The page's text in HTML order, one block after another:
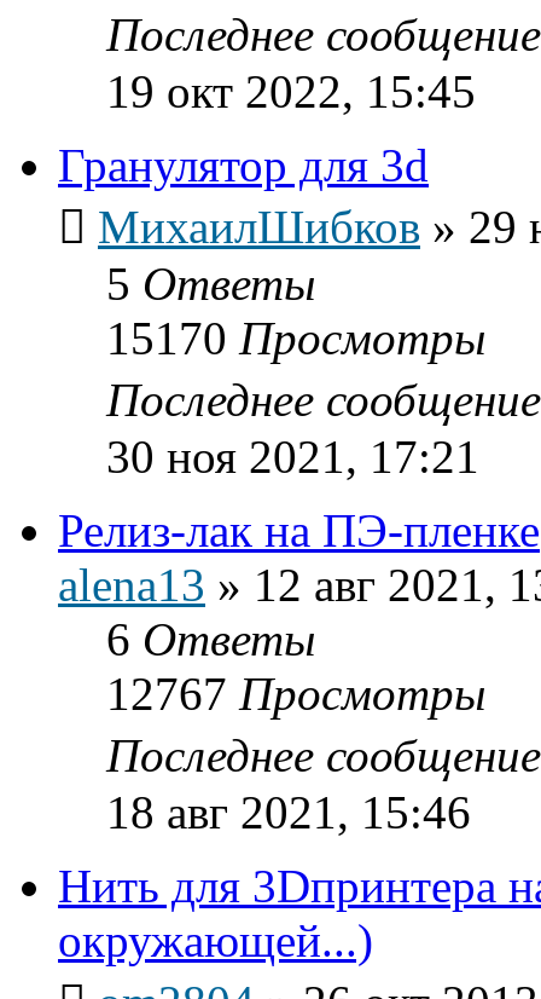
Последнее
19 окт 2022, 15:45
Гранулятор для 3d
МихаилШибков » 29
5 Ответы
15170 Просмотры
Последнее
30 ноя 2021, 17:21
Релиз-лак на ПЭ-пленке
alena13 » 12 авг 2021,
6 Ответы
12767 Просмотры
Последнее
18 авг 2021, 15:46
Нить для 3Dпринтера
окружающей...)